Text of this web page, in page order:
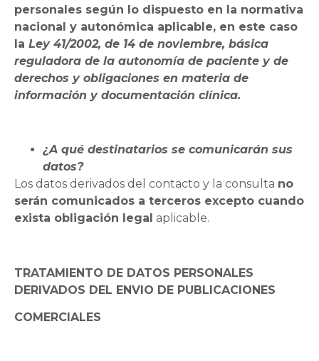
personales según lo dispuesto en la normativa
nacional y autonómica aplicable, en este caso
la Ley 41/2002, de 14 de noviembre, básica
reguladora de la autonomía de paciente y de
derechos y obligaciones en materia de
información y documentación clínica.
¿A qué destinatarios se comunicarán sus
datos?
Los datos derivados del contacto y la consulta no
serán comunicados a terceros excepto cuando
exista obligación legal aplicable.
TRATAMIENTO DE DATOS PERSONALES
DERIVADOS DEL ENVIO DE PUBLICACIONES
COMERCIALES